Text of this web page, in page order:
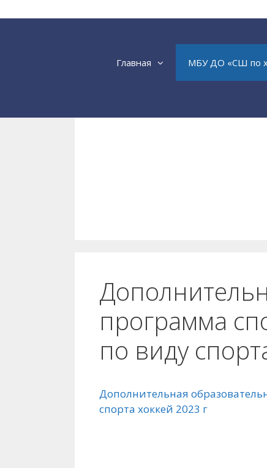
Главная МБУ ДО «СШ по
программа
по виду
Дополнительная
спорта хоккей 2023 г